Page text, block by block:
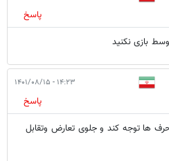
پاسخ
بازی نکنید
۱۴:۲۳ - ۱۴۰۱/۰۸/۱۵
پاسخ
ها توجه کند و جلوی تعارض وتقابل